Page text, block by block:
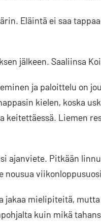
Eläintä ei saa
jälkeen. Saaliinsa
ja paloittelu on
kielen, koska
keitettäessä. Liemen
ajanviete. Pitkään
nousua
jakaa mielipiteitä,
kuin mikä